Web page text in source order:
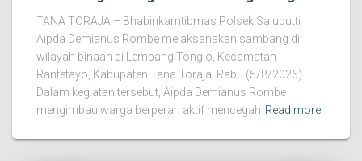
TANA TORAJA – Bhabinkamtibmas Polsek Saluputti
Aipda Demianus Rombe melaksanakan sambang di
wilayah binaan di Lembang Tonglo, Kecamatan
Rantetayo, Kabupaten Tana Toraja, Rabu (5/8/2026).
Dalam kegiatan tersebut, Aipda Demianus Rombe
mengimbau warga berperan aktif mencegah Read more